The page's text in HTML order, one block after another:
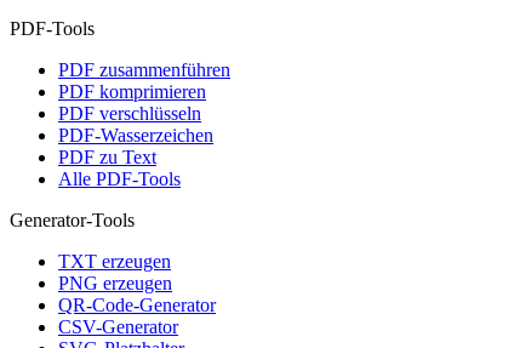
PDF-Tools
PDF zusammenführen
PDF komprimieren
PDF verschlüsseln
PDF-Wasserzeichen
PDF zu Text
Alle PDF-Tools
Generator-Tools
TXT erzeugen
PNG erzeugen
QR-Code-Generator
CSV-Generator